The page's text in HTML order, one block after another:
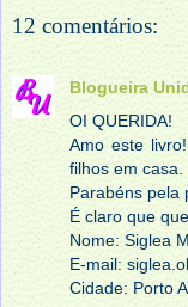
12 comentários:
Blogueira
OI QUERIDA!
Amo este
filhos em casa.
Parabéns pela
É claro que
Nome: Siglea
E-mail:
Cidade: Porto